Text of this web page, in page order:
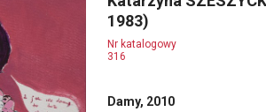
1983)
Nr katalogowy
316
Damy, 2010